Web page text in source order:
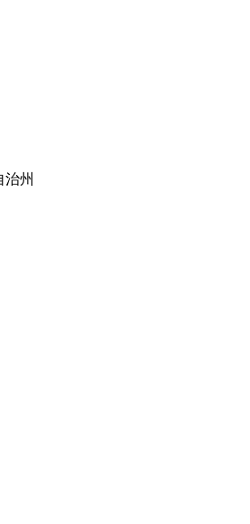
治州